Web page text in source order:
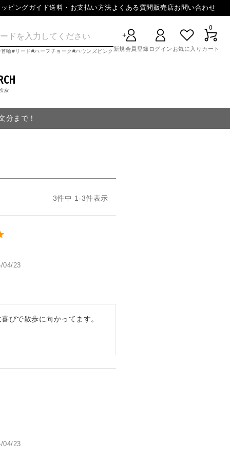
ピングガイド送料・お支払い方法よくある質問販売店お問い合わせ
首輪 リード ハーフチョーク ハウンズピンク 新規会員登録 ログイン お気に入り
0
カート
索
分まで！
3件中 1-3件表示
04/23
びで散歩に向かってます。
04/23